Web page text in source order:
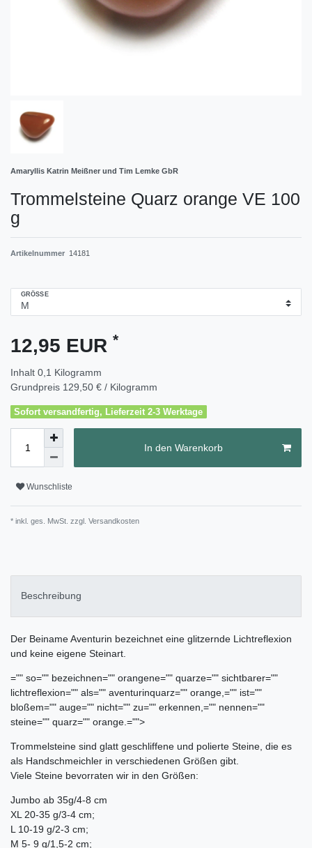
Amaryllis Katrin Meißner und Tim Lemke GbR
Trommelsteine Quarz orange VE 100
g
Artikelnummer 14181
GRÖSSE
12,95 EUR *
Inhalt 0,1 Kilogramm
Grundpreis 129,50 € / Kilogramm
Sofort versandfertig, Lieferzeit 2-3 Werktage
In den Warenkorb
Wunschliste
* inkl. ges. MwSt. zzgl. Versandkosten
Beschreibung
Der Beiname Aventurin bezeichnet eine glitzernde Lichtreflexion
und keine eigene Steinart.
="" so="" bezeichnen="" orangene="" quarze="" sichtbarer=""
lichtreflexion="" als="" aventurinquarz="" orange,="" ist=""
bloßem="" auge="" nicht="" zu="" erkennen,="" nennen=""
steine="" quarz="" orange. ="">
Trommelsteine sind glatt geschliffene und polierte Steine, die es
als Handschmeichler in verschiedenen Größen gibt.
Viele Steine bevorraten wir in den Größen:
Jumbo ab 35g/4-8 cm
XL 20-35 g/3-4 cm;
L 10-19 g/2-3 cm;
M 5- 9 g/1,5-2 cm;